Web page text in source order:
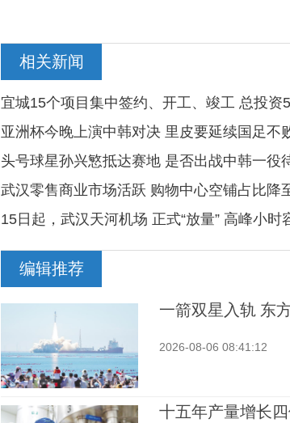
相关新闻
宜城15个项目集中签约、开工、竣工 总投资
亚洲杯今晚上演中韩对决 里皮要延续国足不
头号球星孙兴慜抵达赛地 是否出战中韩一役
武汉零售商业市场活跃 购物中心空铺占比降
15日起，武汉天河机场 正式“放量” 高峰小时
编辑推荐
一箭双星入轨 东
2026-08-06 08:41:12
十五年产量增长